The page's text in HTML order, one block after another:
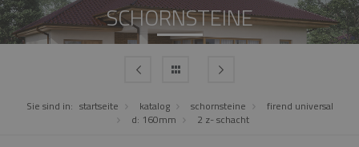
SCHORNSTEINE
Sie sind in: startseite katalog schornsteine
firend universal
d: 160mm
2 z- schacht